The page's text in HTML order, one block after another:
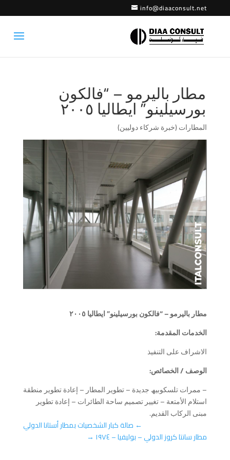
info@diaaconsult.net
مطار بالیرمو – “فالكون
بورسیلینو” ایطالیا ۲۰۰٥
المطارات (خبرة شركاء دوليين)
مطار بالیرمو – “فالكون بورسیلینو” ایطالیا ۲۰۰٥
الخدمات المقدمة:
الاشراف على التنفیذ
الوصف / الخصائص:
– ممرات تلسكوبیھ جدیدة – تطویر المطار – إعادة تطویر منطقة
استلام الأمتعة – تغییر تصمیم ساحة الطائرات – إعادة تطویر
مبنى الركاب القدیم.
← صالة كبار الشخصيات بمطار أستانا الدولي
مطار سانتا كروز الدولي – بولیفیا – ۱۹۷٤
→